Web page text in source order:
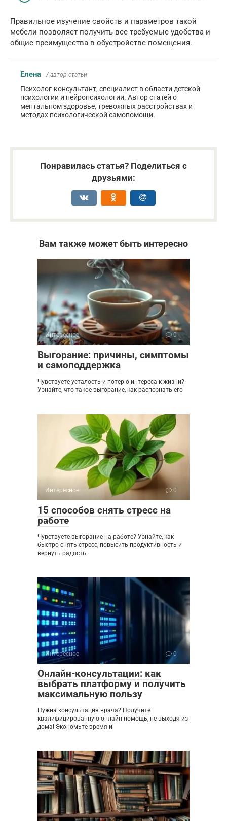
Правильное изучение свойств и параметров такой
мебели позволяет получить все требуемые удобства и
общие преимущества в обустройстве помещения.
Елена / автор статьи
Психолог-консультант, специалист в области детской
психологии и нейропсихологии. Автор статей о
ментальном здоровье, тревожных расстройствах и
методах психологической самопомощи.
Понравилась статья? Поделиться с
друзьями:
Вам также может быть интересно
Интересное 0
Выгорание: причины, симптомы
и самоподдержка
Чувствуете усталость и потерю интереса к жизни?
Узнайте, что такое выгорание, как распознать его
Интересное 0
15 способов снять стресс на
работе
Чувствуете выгорание на работе? Узнайте, как
быстро снять стресс, повысить продуктивность и
вернуть радость
Интересное 0
Онлайн-консультации: как
выбрать платформу и получить
максимальную пользу
Нужна консультация врача? Получите
квалифицированную онлайн помощь, не выходя из
дома! Экономьте время и